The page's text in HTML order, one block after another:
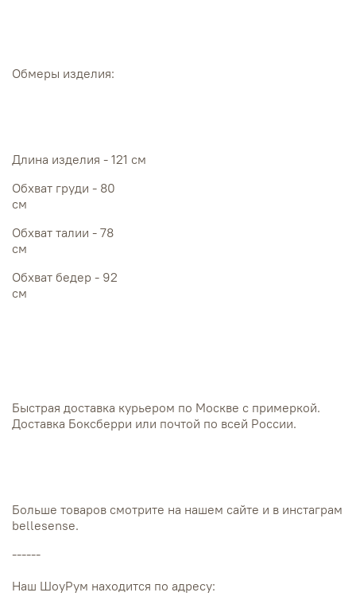
Обмеры изделия:
Длина изделия - 121 см
Обхват груди - 80
см
Обхват талии - 78
см
Обхват бедер - 92
см
Быстрая доставка курьером по Москве с примеркой.
Доставка Боксберри или почтой по всей России.
Больше товаров смотрите на нашем сайте и в инстаграм
bellesense.
------
Наш ШоуРум находится по адресу: